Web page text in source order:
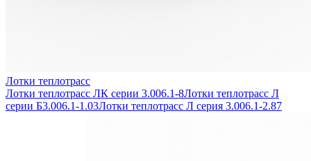
Лотки теплотрасс
Лотки теплотрасс ЛК серии 3.006.1-8Лотки теплотрасс Л
серии Б3.006.1-1.03Лотки теплотрасс Л серия 3.006.1-2.87